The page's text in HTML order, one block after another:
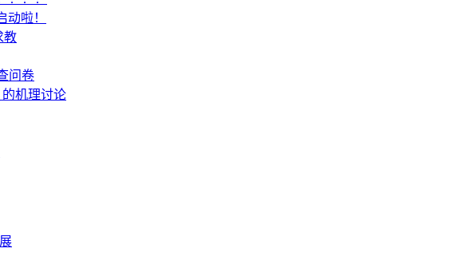
啦！
教
问卷
机理讨论